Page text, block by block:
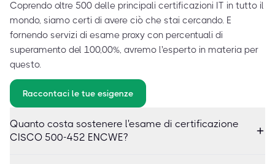
Coprendo oltre 500 delle principali certificazioni IT in tutto il
mondo, siamo certi di avere ciò che stai cercando. E
fornendo servizi di esame proxy con percentuali di
superamento del 100,00%, avremo l'esperto in materia per
questo.
Raccontaci le tue esigenze
Quanto costa sostenere l'esame di certificazione
CISCO 500-452 ENCWE?